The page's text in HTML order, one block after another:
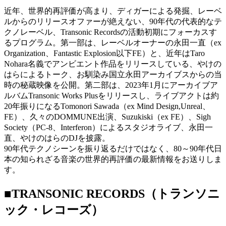
近年、世界的再評価が高まり、ディガーによる発掘、レーベ
ルからのリリースオファーが絶えない、90年代の代表的なテ
クノレーベル、Transonic Recordsの活動初期にフォーカスす
るプログラム。第一部は、レーベルオーナーの永田一直（ex
Organization、Fantastic Explosion以下FE）と、近年はTaro
Nohara名義でアンビエント作品をリリースしている、やけの
はらによるトーク、お馴染み国立永田アーカイブスからの当
時の秘蔵映像を公開。第二部は、2023年1月にアーカイブア
ルバムTransonic Works Plusをリリースし、ライブアクトは約
20年振りになるTomonori Sawada（ex Mind Design,Unreal、
FE）、久々のDOMMUNE出演、Suzukiski（ex FE）、Sigh
Society（PC-8、Interferon）によるスタジオライブ、永田一
直、やけのはらのDJを披露。
90年代テクノシーンを振り返るだけではなく、80～90年代日
本の知られざる音楽の世界的再評価の最新情報をお送りしま
す。
■TRANSONIC RECORDS（トランソニ
ック・レコーズ）